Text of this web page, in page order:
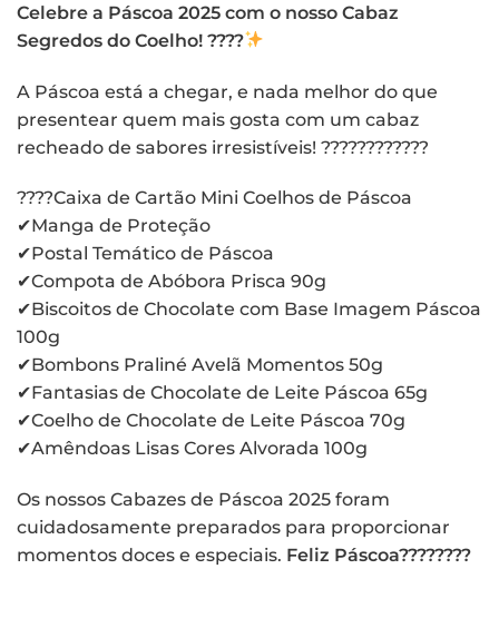
Celebre a Páscoa 2025 com o nosso Cabaz
Segredos do Coelho! ????
A Páscoa está a chegar, e nada melhor do que
presentear quem mais gosta com um cabaz
recheado de sabores irresistíveis! ????????????
????Caixa de Cartão Mini Coelhos de Páscoa
✔Manga de Proteção
✔Postal Temático de Páscoa
✔Compota de Abóbora Prisca 90g
✔Biscoitos de Chocolate com Base Imagem Páscoa
100g
✔Bombons Praliné Avelã Momentos 50g
✔Fantasias de Chocolate de Leite Páscoa 65g
✔Coelho de Chocolate de Leite Páscoa 70g
✔Amêndoas Lisas Cores Alvorada 100g
Os nossos Cabazes de Páscoa 2025 foram
cuidadosamente preparados para proporcionar
momentos doces e especiais. Feliz Páscoa????????